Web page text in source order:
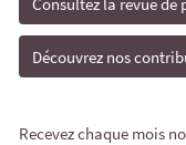
Découvrez nos
Recevez chaque mois